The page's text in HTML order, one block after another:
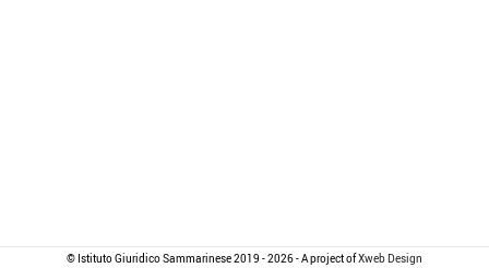
© Istituto Giuridico Sammarinese 2019 - 2026 - A project ofXweb Design